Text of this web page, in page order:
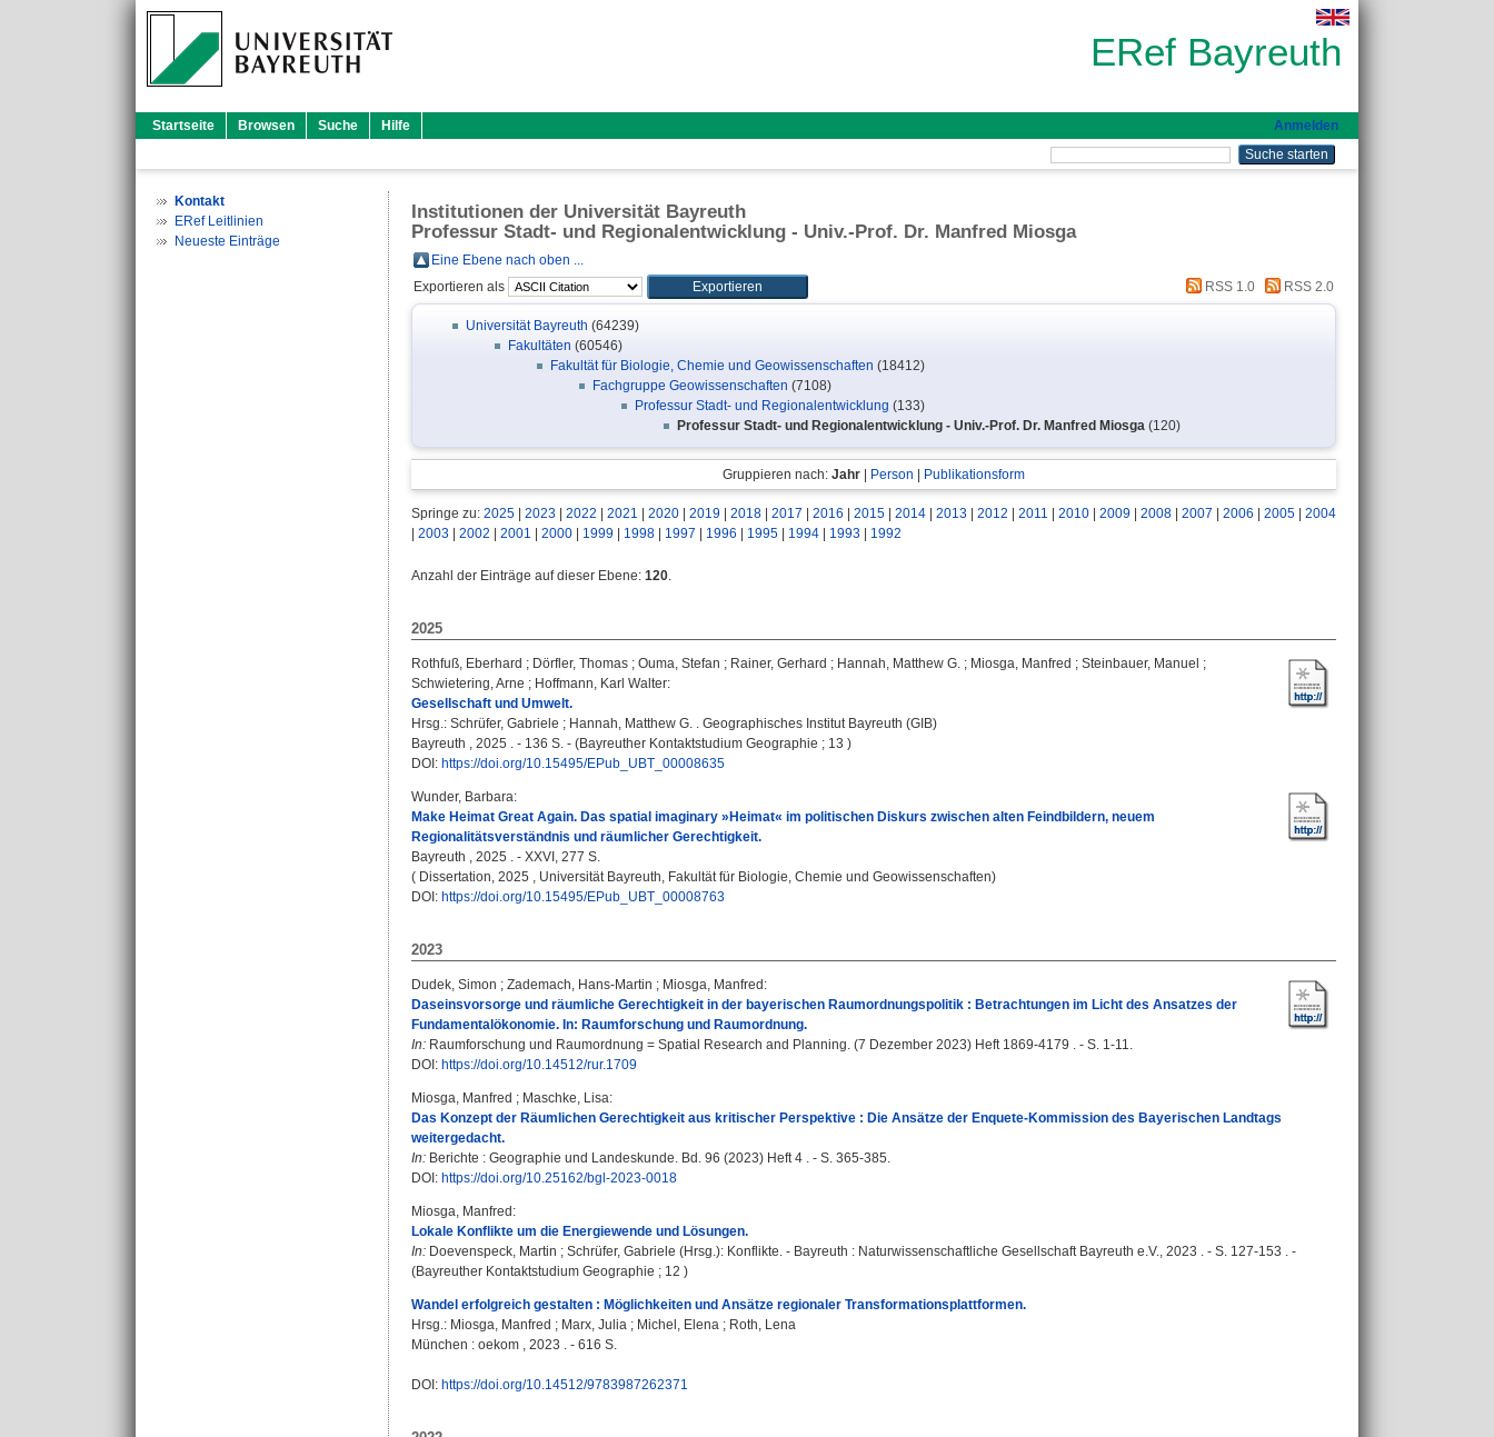
ERef Bayreuth
Startseite Browsen Suche Hilfe Anmelden
Kontakt
ERef Leitlinien
Neueste Einträge
Institutionen der Universität Bayreuth
Professur Stadt- und Regionalentwicklung - Univ.-Prof. Dr. Manfred Miosga
Eine Ebene nach oben ...
Exportieren als
RSS 1.0 RSS 2.0
Universität Bayreuth (64239)
Fakultäten (60546)
Fakultät für Biologie, Chemie und Geowissenschaften (18412)
Fachgruppe Geowissenschaften (7108)
Professur Stadt- und Regionalentwicklung (133)
Professur Stadt- und Regionalentwicklung - Univ.-Prof. Dr. Manfred Miosga (120)
Gruppieren nach: Jahr Person Publikationsform
Springe zu: 2025 2023 2022 2021 2020 2019 2018 2017 2016 2015 2014 2013 2012 2011 2010 2009 2008 2007 2006 2005
2004
2003 2002 2001 2000 1999 1998 1997 1996 1995 1994 1993 1992
Anzahl der Einträge auf dieser Ebene: 120.
2025
Rothfuß, Eberhard ; Dörfler, Thomas ; Ouma, Stefan ; Rainer, Gerhard ; Hannah, Matthew G. ; Miosga, Manfred ; Steinbauer, Manuel ;
Schwietering, Arne ; Hoffmann, Karl Walter:
Gesellschaft und Umwelt.
Hrsg.: Schrüfer, Gabriele ; Hannah, Matthew G. . Geographisches Institut Bayreuth (GIB)
Bayreuth , 2025 . - 136 S. - (Bayreuther Kontaktstudium Geographie ; 13 )
DOI: https://doi.org/10.15495/EPub_UBT_00008635
Wunder, Barbara:
Make Heimat Great Again. Das spatial imaginary »Heimat« im politischen Diskurs zwischen alten Feindbildern, neuem
Regionalitätsverständnis und räumlicher Gerechtigkeit.
Bayreuth , 2025 . - XXVI, 277 S.
( Dissertation, 2025 , Universität Bayreuth, Fakultät für Biologie, Chemie und Geowissenschaften)
DOI: https://doi.org/10.15495/EPub_UBT_00008763
2023
Dudek, Simon ; Zademach, Hans-Martin ; Miosga, Manfred :
Daseinsvorsorge und räumliche Gerechtigkeit in der bayerischen Raumordnungspolitik : Betrachtungen im Licht des Ansatzes der
Fundamentalökonomie. In: Raumforschung und Raumordnung.
In: Raumforschung und Raumordnung = Spatial Research and Planning. (7 Dezember 2023) Heft 1869-4179 . - S. 1-11.
DOI: https://doi.org/10.14512/rur.1709
Miosga, Manfred ; Maschke, Lisa:
Das Konzept der Räumlichen Gerechtigkeit aus kritischer Perspektive : Die Ansätze der Enquete-Kommission des Bayerischen Landtags
weitergedacht.
In: Berichte : Geographie und Landeskunde. Bd. 96 (2023) Heft 4 . - S. 365-385.
DOI: https://doi.org/10.25162/bgl-2023-0018
Miosga, Manfred :
Lokale Konflikte um die Energiewende und Lösungen.
In: Doevenspeck, Martin ; Schrüfer, Gabriele (Hrsg.): Konflikte. - Bayreuth : Naturwissenschaftliche Gesellschaft Bayreuth e.V., 2023 . - S. 127-153 . -
(Bayreuther Kontaktstudium Geographie ; 12 )
Wandel erfolgreich gestalten : Möglichkeiten und Ansätze regionaler Transformationsplattformen.
Hrsg.: Miosga, Manfred ; Marx, Julia ; Michel, Elena ; Roth, Lena
München : oekom , 2023 . - 616 S.
DOI: https://doi.org/10.14512/9783987262371